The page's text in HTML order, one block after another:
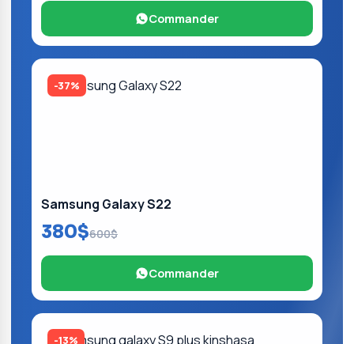
Commander
-37%
Samsung Galaxy S22
380$600$
Commander
-13%